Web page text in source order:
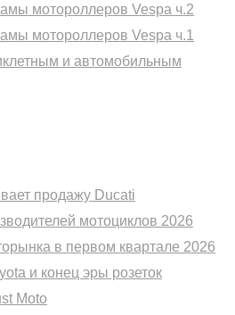
мотороллеров Vespa ч.2
мотороллеров Vespa ч.1
и автомобильным
продажу Ducati
мотоциклов 2026
в первом квартале 2026
и конец эры розеток
Moto